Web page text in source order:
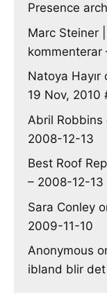
Presence
Marc Steiner
kommenterar
Natoya Hayır
19 Nov, 2010
Abril Robbins
2008-12-13
Best Roof
– 2008-12-13
Sara Conley
2009-11-10
Anonymous
ibland blir